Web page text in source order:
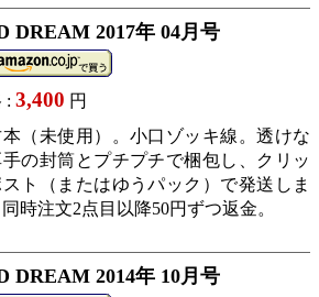
DREAM 2017年 04月号
: 3,400 円
本（未使用）。小口ゾッキ線。透けな
手の封筒とプチプチで梱包し、クリッ
スト（またはゆうパック）で発送しま
時注文2点目以降50円ずつ返金。
DREAM 2014年 10月号